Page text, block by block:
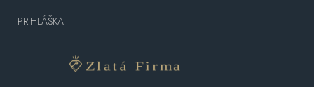
PRIHLÁŠKA